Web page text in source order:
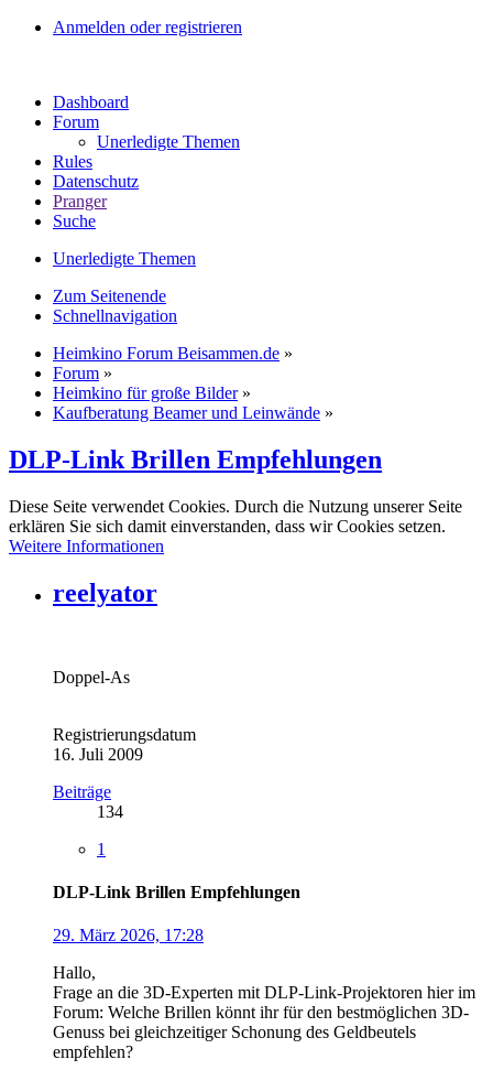
Anmelden oder registrieren
Dashboard
Forum
Unerledigte Themen
Rules
Datenschutz
Pranger
Suche
Unerledigte Themen
Zum Seitenende
Schnellnavigation
Heimkino Forum Beisammen.de »
Forum »
Heimkino für große Bilder »
Kaufberatung Beamer und Leinwände »
DLP-Link Brillen Empfehlungen
Diese Seite verwendet Cookies. Durch die Nutzung unserer Seite
erklären Sie sich damit einverstanden, dass wir Cookies setzen.
Weitere Informationen
reelyator
Doppel-As
Registrierungsdatum
16. Juli 2009
Beiträge
134
1
DLP-Link Brillen Empfehlungen
29. März 2026, 17:28
Hallo,
Frage an die 3D-Experten mit DLP-Link-Projektoren hier im
Forum: Welche Brillen könnt ihr für den bestmöglichen 3D-
Genuss bei gleichzeitiger Schonung des Geldbeutels
empfehlen?